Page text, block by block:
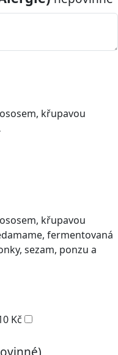
křupavou
křupavou
fermentovaná
sezam, ponzu a
Kč